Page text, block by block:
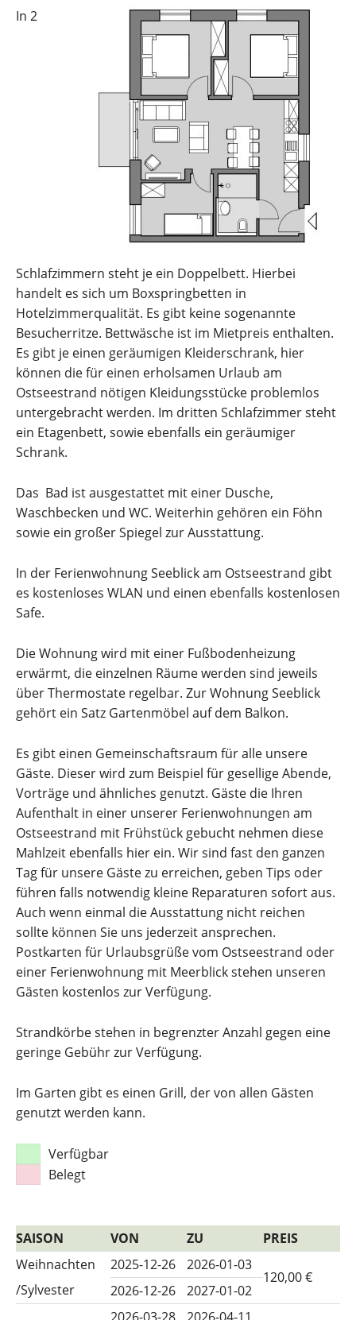
In 2
Schlafzimmern steht je ein Doppelbett. Hierbei
handelt es sich um Boxspringbetten in
Hotelzimmerqualität. Es gibt keine sogenannte
Besucherritze. Bettwäsche ist im Mietpreis enthalten.
Es gibt je einen geräumigen Kleiderschrank, hier
können die für einen erholsamen Urlaub am
Ostseestrand nötigen Kleidungsstücke problemlos
untergebracht werden. Im dritten Schlafzimmer steht
ein Etagenbett, sowie ebenfalls ein geräumiger
Schrank.
Das Bad ist ausgestattet mit einer Dusche,
Waschbecken und WC. Weiterhin gehören ein Föhn
sowie ein großer Spiegel zur Ausstattung.
In der Ferienwohnung Seeblick am Ostseestrand gibt
es kostenloses WLAN und einen ebenfalls kostenlosen
Safe.
Die Wohnung wird mit einer Fußbodenheizung
erwärmt, die einzelnen Räume werden sind jeweils
über Thermostate regelbar. Zur Wohnung Seeblick
gehört ein Satz Gartenmöbel auf dem Balkon.
Es gibt einen Gemeinschaftsraum für alle unsere
Gäste. Dieser wird zum Beispiel für gesellige Abende,
Vorträge und ähnliches genutzt. Gäste die Ihren
Aufenthalt in einer unserer Ferienwohnungen am
Ostseestrand mit Frühstück gebucht nehmen diese
Mahlzeit ebenfalls hier ein. Wir sind fast den ganzen
Tag für unsere Gäste zu erreichen, geben Tips oder
führen falls notwendig kleine Reparaturen sofort aus.
Auch wenn einmal die Ausstattung nicht reichen
sollte können Sie uns jederzeit ansprechen.
Postkarten für Urlaubsgrüße vom Ostseestrand oder
einer Ferienwohnung mit Meerblick stehen unseren
Gästen kostenlos zur Verfügung.
Strandkörbe stehen in begrenzter Anzahl gegen eine
geringe Gebühr zur Verfügung.
Im Garten gibt es einen Grill, der von allen Gästen
genutzt werden kann.
Verfügbar
Belegt
SAISON VON ZU
PREIS
Weihnachten
/Sylvester
2025-12-26 2026-01-03
120,00 €
2026-12-26
2027-01-02